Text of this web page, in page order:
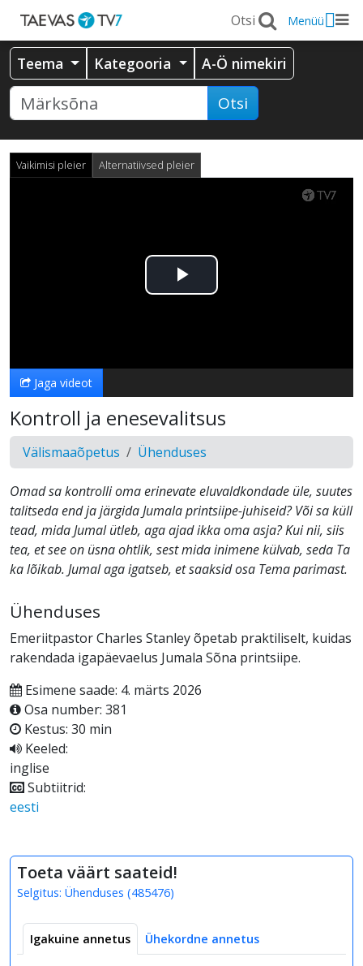
Menüü
Teema Kategooria A-Ö nimekiri
Otsi
Vaikimisi pleier Alternatiivsed pleier
Esita
Jaga videot
Kontroll ja enesevalitsus
Välismaaõpetus Ühenduses
Omad sa kontrolli oma erinevate eluvaldkondade üle, suutes
talitseda end ja järgida Jumala printsiipe-juhiseid? Või sa küll
tead, mida Jumal ütleb, aga ajad ikka oma asja? Kui nii, siis
tea, et see on üsna ohtlik, sest mida inimene külvab, seda Ta
ka lõikab. Jumal aga igatseb, et saaksid osa Tema parimast.
Ühenduses
Emeriitpastor Charles Stanley õpetab praktiliselt, kuidas
rakendada igapäevaelus Jumala Sõna printsiipe.
Esimene saade: 4. märts 2026
Osa number: 381
Kestus: 30 min
Keeled:
inglise
Subtiitrid:
eesti
Toeta väärt saateid!
Selgitus: Ühenduses (485476)
Igakuine annetus Ühekordne annetus